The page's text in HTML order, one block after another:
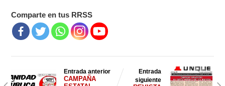
Comparte en tus RRSS
Entrada anterior
CAMPAÑA
Entrada
siguiente